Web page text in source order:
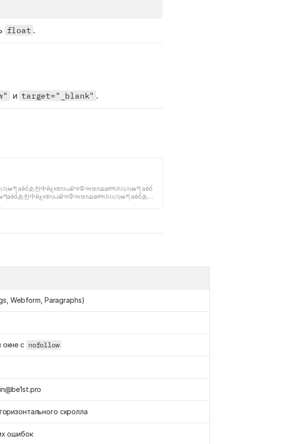
float .
и target="_blank" .
Webform, Paragraphs)
с nofollow
скролла
ошибок